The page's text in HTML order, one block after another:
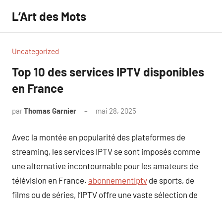
contenu
L’Art des Mots
Uncategorized
Top 10 des services IPTV disponibles
en France
parThomas Garnier mai 28, 2025
Avec la montée en popularité des plateformes de
streaming, les services IPTV se sont imposés comme
une alternative incontournable pour les amateurs de
télévision en France. abonnementiptv de sports, de
films ou de séries, l’IPTV offre une vaste sélection de